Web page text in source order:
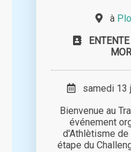
à
ENTENTE
samedi 13
Bienvenue au
événement
d'Athlètisme de
étape du